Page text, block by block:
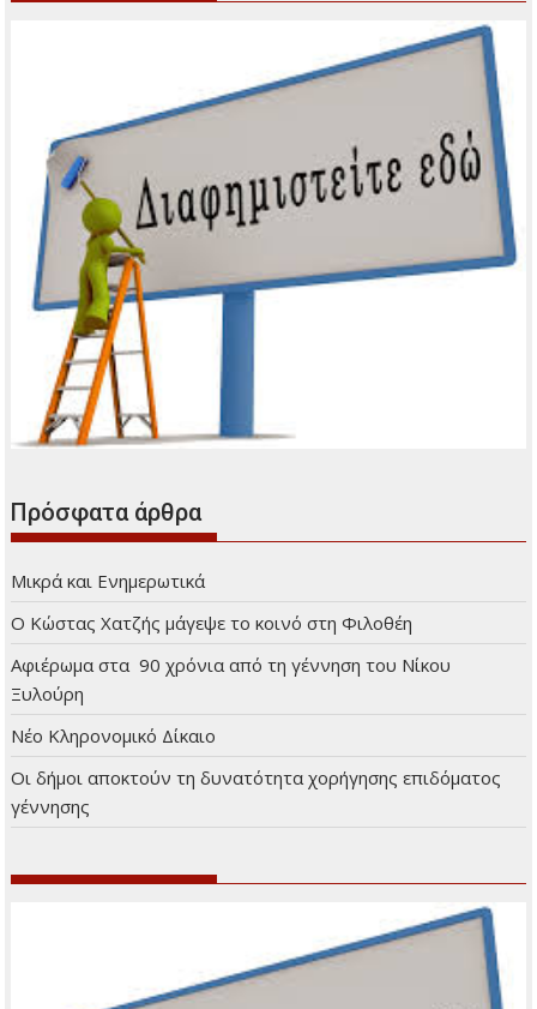
Πρόσφατα άρθρα
Μικρά και Ενημερωτικά
Ο Κώστας Χατζής μάγεψε το κοινό στη Φιλοθέη
Αφιέρωμα στα 90 χρόνια από τη γέννηση του Νίκου
Ξυλούρη
Νέο Κληρονομικό Δίκαιο
Οι δήμοι αποκτούν τη δυνατότητα χορήγησης επιδόματος
γέννησης